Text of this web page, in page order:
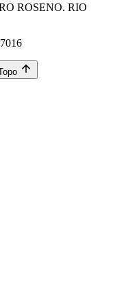
ROSENO. RIO